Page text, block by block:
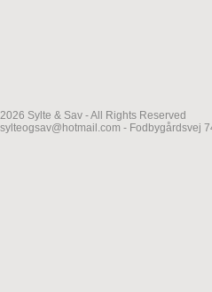
2026 Sylte & Sav - All Rights Reserved
sylteogsav@hotmail.com - Fodbygårdsvej